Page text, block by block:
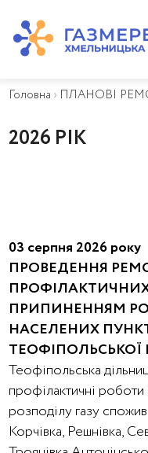
ПРО КОМПАНІЮ
ВАЖЛИВА
КОНТАКТИ
КАР’ЄРА
ОСОБИСТИЙ
Головна › ПЛАНОВІ
2026 РІК
03 серпня 2026 року
ПРОВЕДЕННЯ
ПРИПИНЕННЯМ
НАСЕЛЕНИХ
Теофіпольська
профілактичні
розподілу газу
Корчівка, Решнівка,